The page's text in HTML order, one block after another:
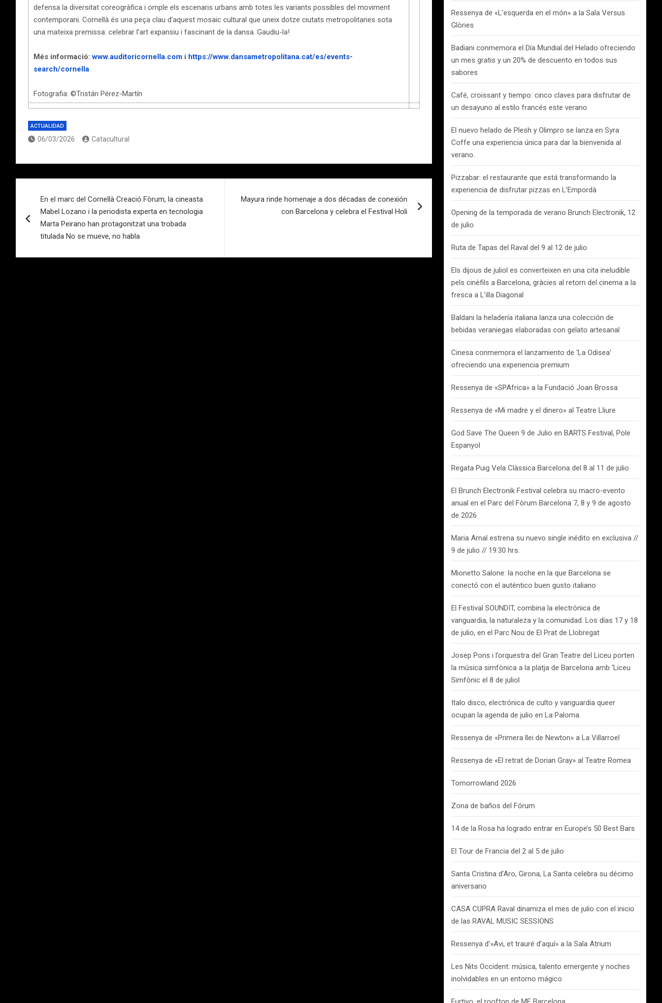
defensa la diversitat coreogràfica i omple els escenaris urbans amb totes les variants possibles del moviment
contemporani. Cornellà és una peça clau d’aquest mosaic cultural que uneix dotze ciutats metropolitanes sota
una mateixa premissa: celebrar l’art expansiu i fascinant de la dansa. Gaudiu-la!
Més informació:www.auditoricornella.com i https://www.dansametropolitana.cat/es/events-
search/cornella
Fotografia: ©Tristán Pérez-Martín
ACTUALIDAD
06/03/2026 Catacultural
entradas
En el marc del Cornellà Creació Fòrum, la cineasta
Mabel Lozano i la periodista experta en tecnologia
Marta Peirano han protagonitzat una trobada
titulada No se mueve, no habla
Mayura rinde homenaje a dos décadas de conexión
con Barcelona y celebra el Festival Holi
Ressenya de «L’esquerda en el món» a la Sala Versus
Glòries
Badiani conmemora el Día Mundial del Helado ofreciendo
un mes gratis y un 20% de descuento en todos sus
sabores
Café, croissant y tiempo: cinco claves para disfrutar de
un desayuno al estilo francés este verano
El nuevo helado de Plesh y Olimpro se lanza en Syra
Coffe una experiencia única para dar la bienvenida al
verano.
Pizzabar: el restaurante que está transformando la
experiencia de disfrutar pizzas en L’Empordà
Opening de la temporada de verano Brunch Electronik, 12
de julio
Ruta de Tapas del Raval del 9 al 12 de julio
Els dijous de juliol es converteixen en una cita ineludible
pels cinèfils a Barcelona, gràcies al retorn del cinema a la
fresca a L’illa Diagonal
Baldani la heladería italiana lanza una colección de
bebidas veraniegas elaboradas con gelato artesanal
Cinesa conmemora el lanzamiento de ‘La Odisea’
ofreciendo una experiencia premium
Ressenya de «SPAfrica» a la Fundació Joan Brossa
Ressenya de «Mi madre y el dinero» al Teatre Lliure
God Save The Queen 9 de Julio en BARTS Festival, Pole
Espanyol
Regata Puig Vela Clàssica Barcelona del 8 al 11 de julio
El Brunch Electronik Festival celebra su macro-evento
anual en el Parc del Fòrum Barcelona 7, 8 y 9 de agosto
de 2026
Maria Arnal estrena su nuevo single inédito en exclusiva //
9 de julio // 19:30 hrs.
Mionetto Salone: la noche en la que Barcelona se
conectó con el auténtico buen gusto italiano
El Festival SOUNDIT, combina la electrónica de
vanguardia, la naturaleza y la comunidad. Los días 17 y 18
de julio, en el Parc Nou de El Prat de Llobregat
Josep Pons i l’orquestra del Gran Teatre del Liceu porten
la música simfònica a la platja de Barcelona amb ‘Liceu
Simfònic el 8 de juliol
Italo disco, electrónica de culto y vanguardia queer
ocupan la agenda de julio en La Paloma.
Ressenya de «Primera llei de Newton» a La Villarroel
Ressenya de «El retrat de Dorian Gray» al Teatre Romea
Tomorrowland 2026
Zona de baños del Fórum
14 de la Rosa ha logrado entrar en Europe’s 50 Best Bars
El Tour de Francia del 2 al 5 de julio
Santa Cristina d’Aro, Girona, La Santa celebra su décimo
aniversario
CASA CUPRA Raval dinamiza el mes de julio con el inicio
de las RAVAL MUSIC SESSIONS
Ressenya d'»Avi, et trauré d’aquí» a la Sala Atrium
Les Nits Occident: música, talento emergente y noches
inolvidables en un entorno mágico